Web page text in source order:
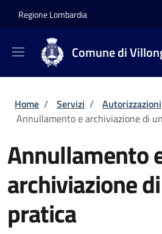
Regione Lombardia
Comune di
Briciole di pane
Home / Servizi / Autorizzazioni
Annullamento e archiviazione di
Annullamento
archiviazione
pratica